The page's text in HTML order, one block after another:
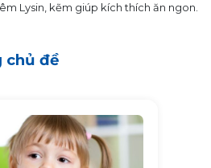
Lysin, kẽm giúp kích thích ăn ngon.
chủ đề